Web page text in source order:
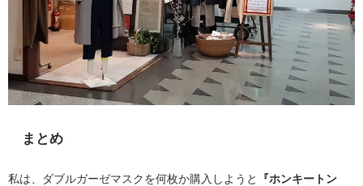
まとめ
私は、ダブルガーゼマスクを何枚か購入しようと 『ホンキートン